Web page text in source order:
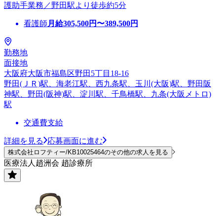
護助手業務／野田駅より徒歩約5分
看護師 月給305,500円〜389,500円
勤務地
面接地
大阪府大阪市福島区野田5丁目18-16
野田(ＪＲ)駅、海老江駅、西九条駅、玉川(大阪)駅、野田阪
神駅、野田(阪神)駅、淀川駅、千鳥橋駅、九条(大阪メトロ)
駅
交通費支給
詳細を見る 応募画面に進む
株式会社ロフティー/KB10025464のその他の求人を見る
医療法人趙洲会 趙診療所